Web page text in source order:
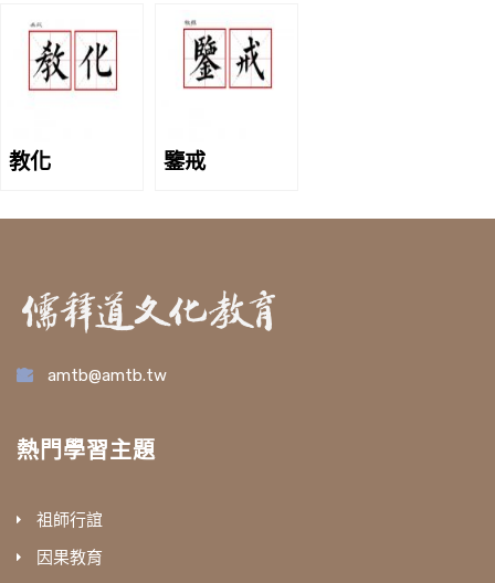
教化 鑒戒
amtb@amtb.tw
熱門學習主題
祖師行誼
因果教育